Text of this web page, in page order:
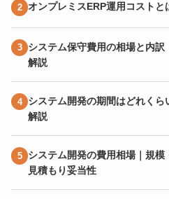
オンプレミスERP運用コストと
システム保守費用の相場と内
解説
システム開発の期間はどれく
解説
システム開発の費用相場｜規模
見積もり妥当性